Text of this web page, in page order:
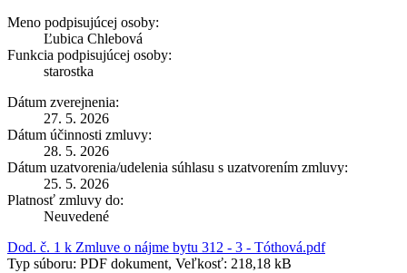
Meno podpisujúcej osoby:
Ľubica Chlebová
Funkcia podpisujúcej osoby:
starostka
Dátum zverejnenia:
27. 5. 2026
Dátum účinnosti zmluvy:
28. 5. 2026
Dátum uzatvorenia/udelenia súhlasu s uzatvorením zmluvy:
25. 5. 2026
Platnosť zmluvy do:
Neuvedené
Dod. č. 1 k Zmluve o nájme bytu 312 - 3 - Tóthová.pdf
Typ súboru: PDF dokument, Veľkosť: 218,18 kB